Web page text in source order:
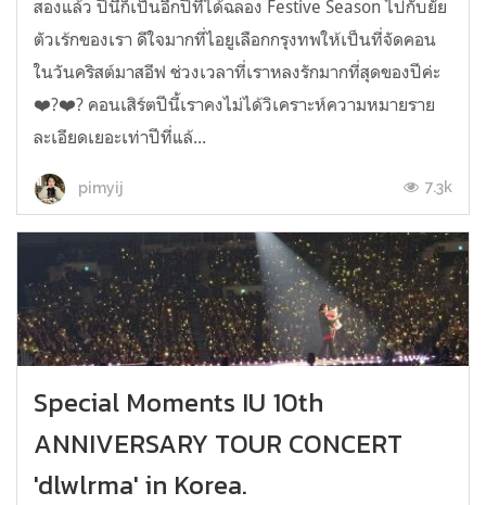
สองแล้ว ปีนี้ก็เป็นอีกปีที่ได้ฉลอง Festive Season ไปกับยัย
ตัวเร้กของเรา ดีใจมากที่ไอยูเลือกกรุงทพให้เป็นที่จัดคอน
ในวันคริสต์มาสอีฟ ช่วงเวลาที่เราหลงรักมากที่สุดของปีค่ะ
❤️?❤️? คอนเสิร์ตปีนี้เราคงไม่ได้วิเคราะห์ความหมายราย
ละเอียดเยอะเท่าปีที่แล้...
pimyij 7.3k
Special Moments IU 10th
ANNIVERSARY TOUR CONCERT
'dlwlrma' in Korea.